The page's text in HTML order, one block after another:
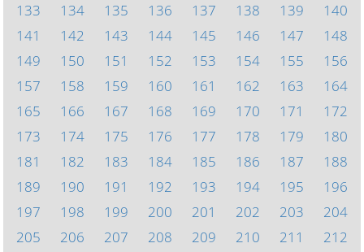
133
134 135 136 137 138 139
140
141
142 143 144 145 146 147
148
149
150 151 152 153 154 155
156
157
158 159 160 161 162 163
164
165
166 167 168 169 170 171
172
173
174 175 176 177 178 179
180
181
182 183 184 185 186 187
188
189
190 191 192 193 194 195
196
197
198 199 200 201 202 203
204
205
206 207 208 209 210 211
212